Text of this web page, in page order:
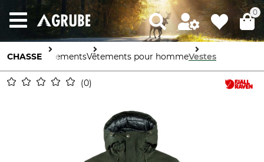
0
CHASSE VêtementsVêtements pour hommeVestes
0